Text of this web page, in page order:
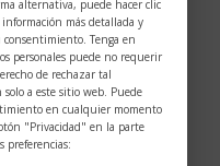
alternativa, puede hacer clic
más detallada y
consentimiento. Tenga en
personales puede no requerir
de rechazar tal
solo a este sitio web. Puede
en cualquier momento
"Privacidad" en la parte
preferencias: